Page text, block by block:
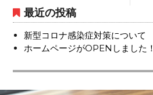
ナ
ビ
ゲ
ー
シ
最近の投稿
新型コロナ感染症対策について
ホームページがOPENしました！